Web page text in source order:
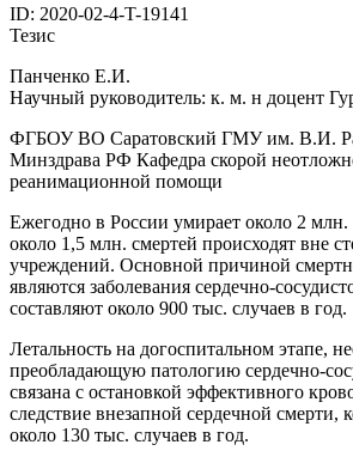
ID: 2020-02-4-T-19141
Тезис
Панченко Е.И.
Научный руководитель: к. м. н доцент
ФГБОУ ВО Саратовский ГМУ им. В.И.
Минздрава РФ Кафедра скорой
реанимационной помощи
Ежегодно в России умирает около 2 млн.
около 1,5 млн. смертей происходят вне
учреждений. Основной причиной
являются заболевания сердечно-
составляют около 900 тыс. случаев в год.
Летальность на догоспитальном этапе,
преобладающую патологию сердечно-
связана с остановкой эффективного
следствие внезапной сердечной смерти,
около 130 тыс. случаев в год.